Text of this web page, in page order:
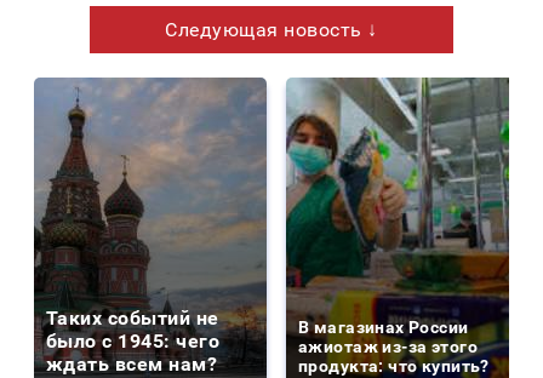
Следующая новость ↓
Таких событий не
было с 1945: чего
ждать всем нам?
В магазинах России
ажиотаж из-за этого
продукта: что купить?